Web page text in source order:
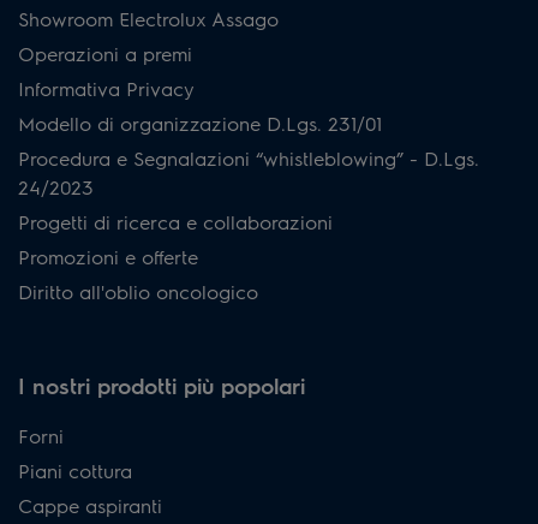
Showroom Electrolux Assago
Operazioni a premi
Informativa Privacy
Modello di organizzazione D.Lgs. 231/01
Procedura e Segnalazioni “whistleblowing” - D.Lgs.
24/2023
Progetti di ricerca e collaborazioni
Promozioni e offerte
Diritto all'oblio oncologico
I nostri prodotti più popolari
Forni
Piani cottura
Cappe aspiranti